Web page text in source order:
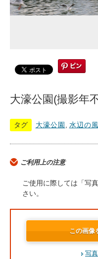
大濠公園(撮影年
タグ 大濠公園 水辺の
ご利用上の注意
ご使用に際しては「写
さい。
この画像
写